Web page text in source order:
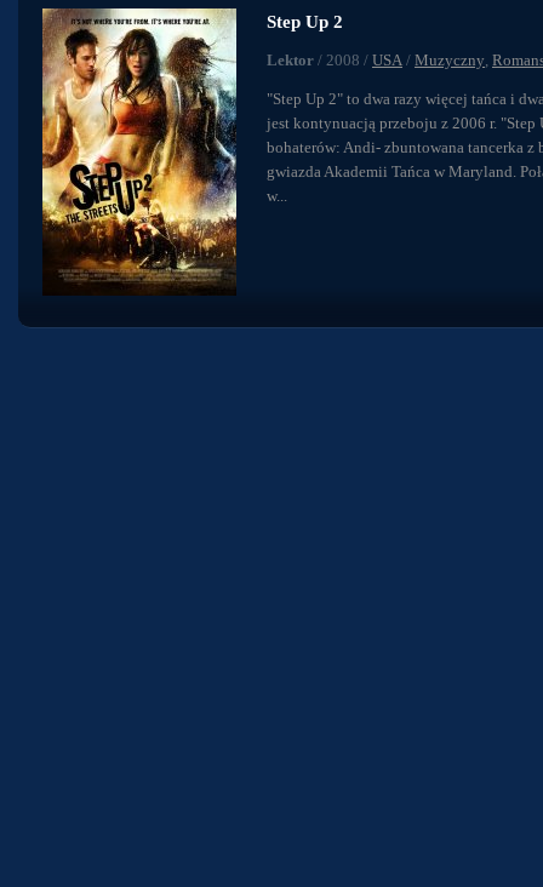
Step Up 2
Lektor / 2008 / USA / Muzyczny,
"Step Up 2" to dwa razy więcej tańca i
jest kontynuacją przeboju z 2006 r. "Step
bohaterów: Andi- zbuntowana tancerka
gwiazda Akademii Tańca w Maryland.
w...